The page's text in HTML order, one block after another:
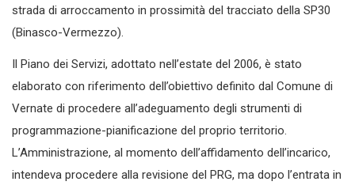
strada di arroccamento in prossimità del tracciato della SP30
(Binasco-Vermezzo).
Il Piano dei Servizi, adottato nell’estate del 2006, è stato
elaborato con riferimento dell’obiettivo definito dal Comune di
Vernate di procedere all’adeguamento degli strumenti di
programmazione-pianificazione del proprio territorio.
L’Amministrazione, al momento dell’affidamento dell’incarico,
intendeva procedere alla revisione del PRG, ma dopo l’entrata in